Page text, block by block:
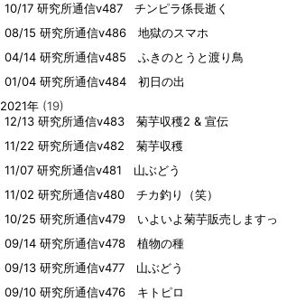
10/17 研究所通信v487 チンピラ係長逝く
08/15 研究所通信v486 地獄のスマホ
04/14 研究所通信v485 ふきのとうと渡り鳥
01/04 研究所通信v484 初日の出
2021年(19)
12/13 研究所通信v483 菊芋収穫2 & 宣伝
11/22 研究所通信v482 菊芋収穫
11/07 研究所通信v481 山ぶどう
11/02 研究所通信v480 チカ釣り（笑）
10/25 研究所通信v479 いよいよ菊芋販売しますっ
09/14 研究所通信v478 植物の種
09/13 研究所通信v477 山ぶどう
09/10 研究所通信v476 キトピロ